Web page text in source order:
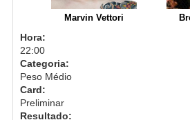
Marvin Vettori
Hora:
22:00
Categoria:
Peso Médio
Card:
Preliminar
Resultado: